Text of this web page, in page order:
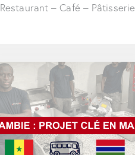
Restaurant – Café – Pâtisserie